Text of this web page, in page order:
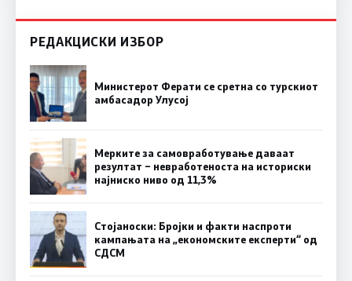
РЕДАКЦИСКИ ИЗБОР
Министерот Ферати се сретна со турскиот
амбасадор Улусој
Мерките за самовработување даваат
резултат – невработеноста на историски
најниско ниво од 11,3%
Стојаноски: Бројки и факти наспроти
кампањата на „економските експерти“ од
СДСM